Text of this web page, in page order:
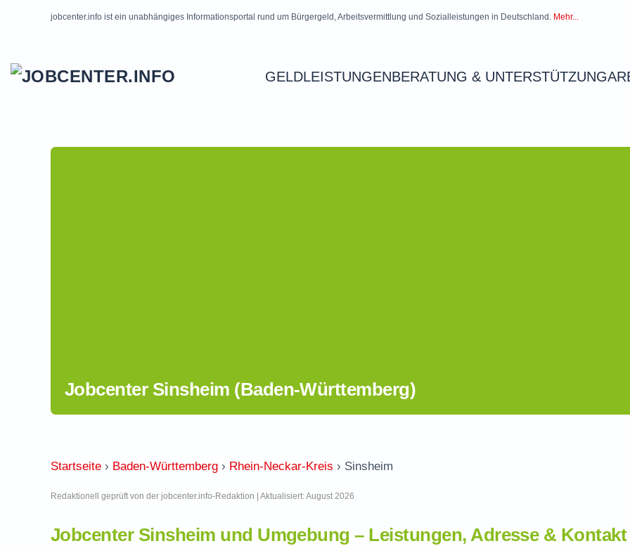
jobcenter.info ist ein unabhängiges Informationsportal rund um Bürgergeld, Arbeitsvermittlung und Sozialleistungen in Deutschland. Mehr...
GELDLEISTUNGENBERATUNG & UNTERSTÜTZUNG
Jobcenter Sinsheim (Baden-Württemberg)
Startseite › Baden-Württemberg › Rhein-Neckar-Kreis › Sinsheim
Redaktionell geprüft von der jobcenter.info-Redaktion | Aktualisiert: August 2026
Jobcenter Sinsheim und Umgebung – Leistungen, Adresse & Kontakt